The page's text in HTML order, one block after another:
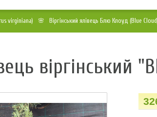
virginiana) Віргінський ялівець Блю Клоуд (Blue
віргінський